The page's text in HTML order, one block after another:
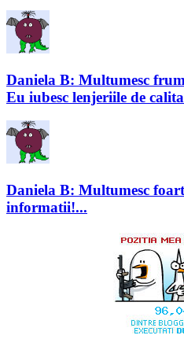
Daniela B: Multumesc
Eu iubesc lenjeriile de
Daniela B: Multumesc
informatii!...